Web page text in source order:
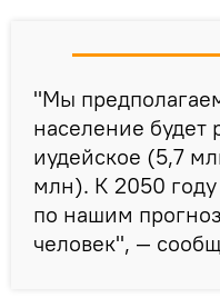
"Мы
население будет
иудейское (5,7
млн). К 2050 году
по нашим
человек", —